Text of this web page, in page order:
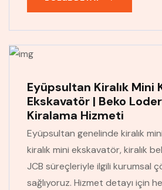
Eyüpsultan Kiralık Mini
Ekskavatör | Beko
Kiralama Hizmeti
Eyüpsultan genelinde kiralık
kiralık mini ekskavatör, kiralık
JCB süreçleriyle ilgili kurumsal
sağlıyoruz. Hizmet detayı için